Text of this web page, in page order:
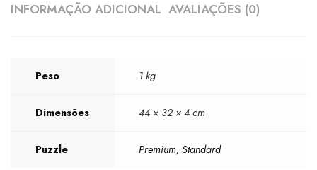
INFORMAÇÃO ADICIONAL AVALIAÇÕES (0)
Peso 1 kg
Dimensões 44 × 32 × 4 cm
Puzzle Premium, Standard